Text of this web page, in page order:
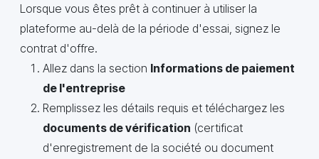
Lorsque vous êtes prêt à continuer à utiliser la
plateforme au-delà de la période d'essai, signez le
contrat d'offre.
Allez dans la section Informations de paiement
de l'entreprise
Remplissez les détails requis et téléchargez les
documents de vérification (certificat
d'enregistrement de la société ou document